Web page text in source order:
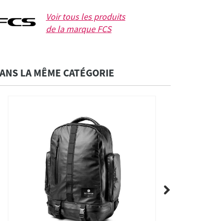
Voir tous les produits
de la marqueFCS
LA MÊME CATÉGORIE